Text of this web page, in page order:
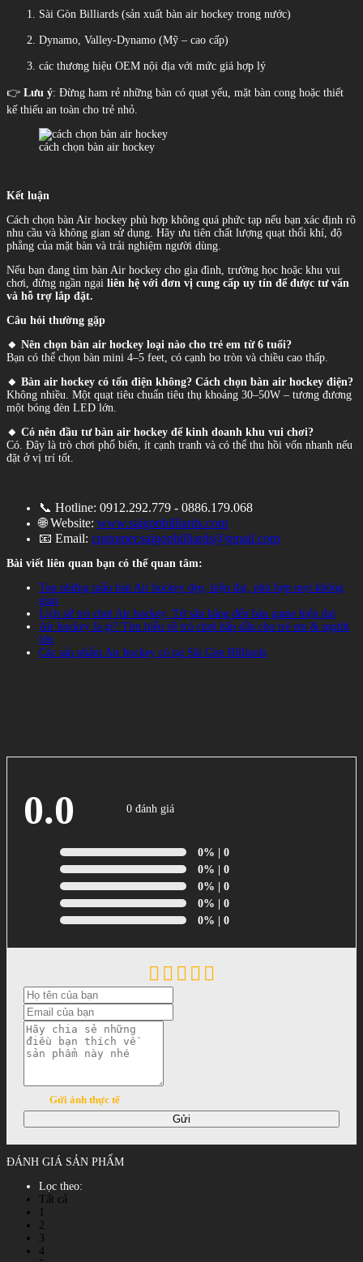
Sài Gòn Billiards (sản xuất bàn air hockey trong nước)
Dynamo, Valley-Dynamo (Mỹ – cao cấp)
các thương hiệu OEM nội địa với mức giá hợp lý
👉 Lưu ý: Đừng ham rẻ những bàn có quạt yếu, mặt bàn cong hoặc thiết
kế thiếu an toàn cho trẻ nhỏ.
cách chọn bàn air hockey
Kết luận
Cách chọn bàn Air hockey phù hợp không quá phức tạp nếu bạn xác định rõ
nhu cầu và không gian sử dụng. Hãy ưu tiên chất lượng quạt thổi khí, độ
phẳng của mặt bàn và trải nghiệm người dùng.
Nếu bạn đang tìm bàn Air hockey cho gia đình, trường học hoặc khu vui
chơi, đừng ngần ngại liên hệ với đơn vị cung cấp uy tín để được tư vấn
và hỗ trợ lắp đặt.
Câu hỏi thường gặp
🔸 Nên chọn bàn air hockey loại nào cho trẻ em từ 6 tuổi?
Bạn có thể chọn bàn mini 4–5 feet, có cạnh bo tròn và chiều cao thấp.
🔸 Bàn air hockey có tốn điện không? Cách chọn bàn air hockey điện?
Không nhiều. Một quạt tiêu chuẩn tiêu thụ khoảng 30–50W – tương đương
một bóng đèn LED lớn.
🔸 Có nên đầu tư bàn air hockey để kinh doanh khu vui chơi?
Có. Đây là trò chơi phổ biến, ít cạnh tranh và có thể thu hồi vốn nhanh nếu
đặt ở vị trí tốt.
📞 Hotline: 0912.292.779 - 0886.179.068
🌐 Website: www.saigonbilliards.com
📧 Email: customer.saigonbilliards@gmail.com
Bài viết liên quan bạn có thể quan tâm:
Top những mẫu bàn Air hockey đẹp, hiện đại, phù hợp mọi không
gian
Lịch sử trò chơi Air hockey: Từ sân băng đến bàn game hiện đại
Air hockey là gì? Tìm hiểu về trò chơi hấp dẫn cho trẻ em & người
lớn
Các sản phẩm Air hockey có tại Sài Gòn Billiards
0.0 0 đánh giá
0% | 0
0% | 0
0% | 0
0% | 0
0% | 0
Gửi ảnh thực tế
Gửi
ĐÁNH GIÁ SẢN PHẨM
Lọc theo:
Tất cả
2
3
4